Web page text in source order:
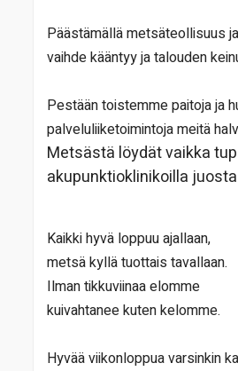
Päästämällä metsäteollisuus
vaihde kääntyy ja talouden
Pestään toistemme paitoja ja
palveluliiketoimintoja meitä
Metsästä löydät vaikka
akupunktioklinikoilla
Kaikki hyvä loppuu ajallaan,
metsä kyllä tuottais tavallaan.
Ilman tikkuviinaa elomme
kuivahtanee kuten kelomme.
Hyvää viikonloppua varsinkin